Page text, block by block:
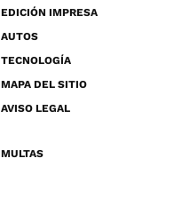
EDICIÓN IMPRESA
AUTOS
TECNOLOGÍA
MAPA DEL SITIO
AVISO LEGAL
MULTAS